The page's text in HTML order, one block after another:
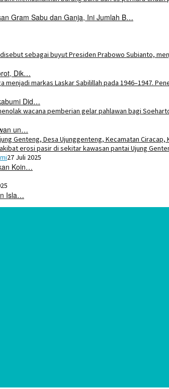
Gram Sabu dan Ganja, Ini Jumlah B…
Dik…
Did…
un…
27 Juli 2025
Koin…
Isla…